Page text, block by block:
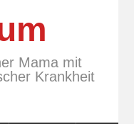
Mama mit
Krankheit